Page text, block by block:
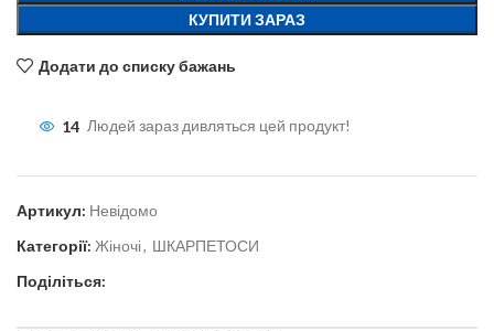
КУПИТИ ЗАРАЗ
Додати до списку бажань
14 Людей зараз дивляться цей продукт!
Артикул: Невідомо
Категорії: Жіночі, ШКАРПЕТОСИ
Поділіться: